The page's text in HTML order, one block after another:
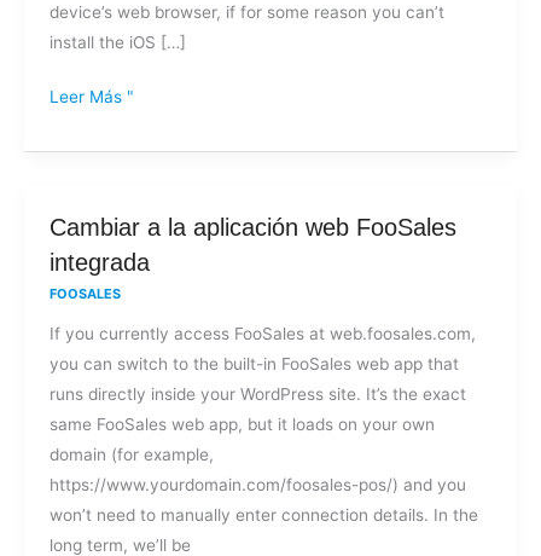
device’s web browser, if for some reason you can’t
install the iOS […]
Leer Más "
Cambiar a la aplicación web FooSales
integrada
FOOSALES
If you currently access FooSales at web.foosales.com,
you can switch to the built-in FooSales web app that
runs directly inside your WordPress site. It’s the exact
same FooSales web app, but it loads on your own
domain (for example,
https://www.yourdomain.com/foosales-pos/) and you
won’t need to manually enter connection details. In the
long term, we’ll be
Cambiar
a
web
FooSales
integrada